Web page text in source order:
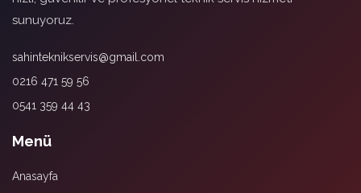
sunuyoruz.
sahinteknikservis@gmail.com
0216 471 59 56
0541 359 44 43
Menü
Anasayfa